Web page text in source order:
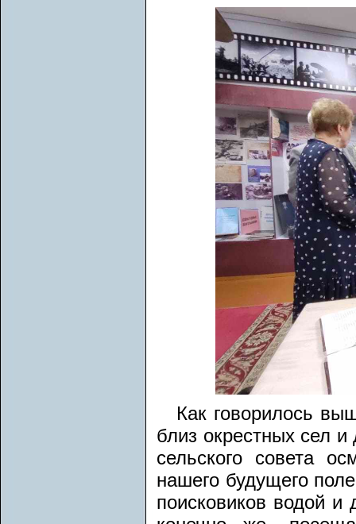
Как говорилось
близ окрестных сел и
сельского совета
нашего будущего
поисковиков водой